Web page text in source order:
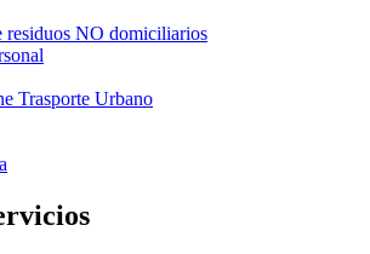
residuos NO domiciliarios
Trasporte Urbano